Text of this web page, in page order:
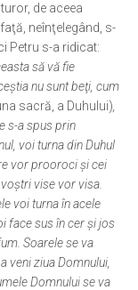
de aceea
neînţelegând, s-
Petru s-a ridicat:
să vă fie
nu sunt beţi, cum
sacră, a Duhului)
s-a spus prin
voi turna din Duhul
vor prooroci şi cei
vise vor visa.
voi turna în acele
face sus în cer şi jos
Soarele se va
veni ziua Domnului,
Domnului se va